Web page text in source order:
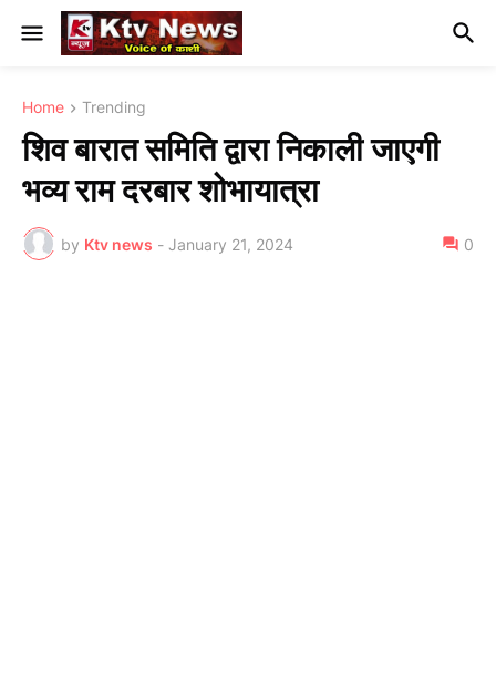
Home Trending
शिव बारात समिति द्वारा निकाली जाएगी
भव्य राम दरबार शोभायात्रा
by Ktv news - January 21, 2024 0